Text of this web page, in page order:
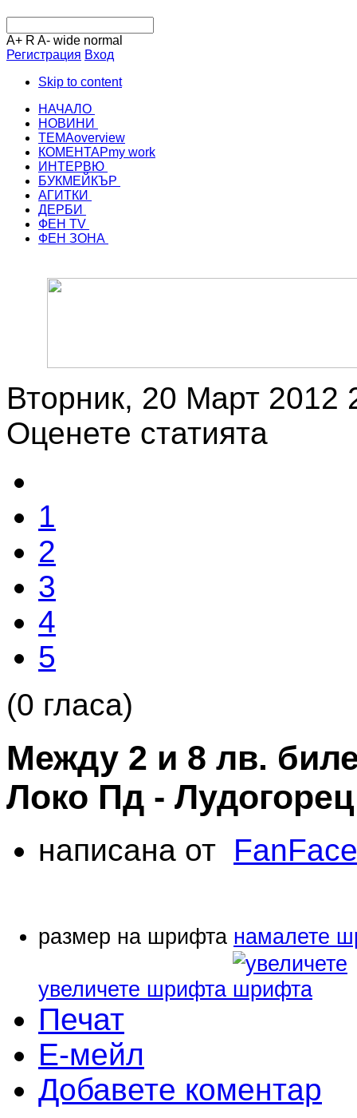
A+ R A- wide normal
Регистрация Вход
Skip to content
НАЧАЛО
НОВИНИ
ТЕМАoverview
КОМЕНТАРmy work
ИНТЕРВЮ
БУКМЕЙКЪР
АГИТКИ
ДЕРБИ
ФЕН TV
ФЕН ЗОНА
Вторник, 20 Март 2012
Оценете статията
1
2
3
4
5
(0 гласа)
Между 2 и 8 лв.
Локо Пд - Лудогорец
написана от FanFace
размер на шрифта намалете
увеличете шрифта
Печат
Е-мейл
Добавете коментар